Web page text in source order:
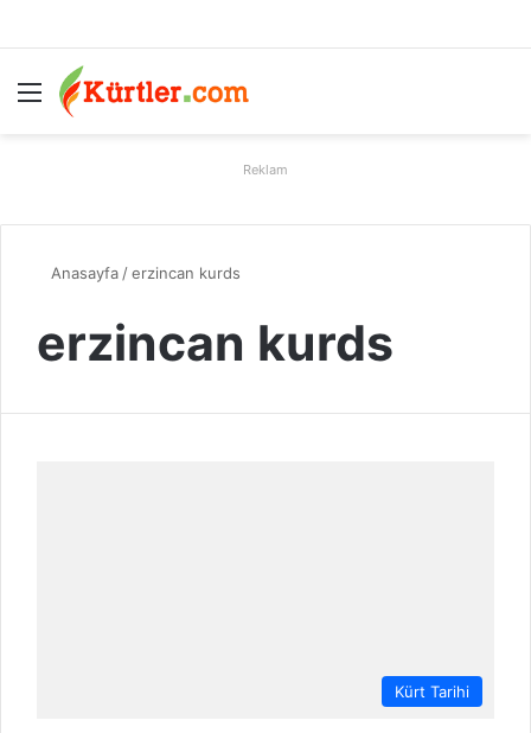
Menü
Reklam
Anasayfa /erzincan kurds
erzincan kurds
Kürt Tarihi